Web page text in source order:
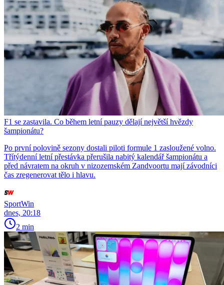
F1 se zastavila. Co během letní pauzy dělají největší hvězdy
šampionátu?
Po první polovině sezony dostali piloti formule 1 zasloužené volno.
Třítýdenní letní přestávka přerušila nabitý kalendář šampionátu a
před návratem na okruh v nizozemském Zandvoortu mají závodníci
čas zregenerovat tělo i hlavu.
SportWin
dnes, 20:18
2 min